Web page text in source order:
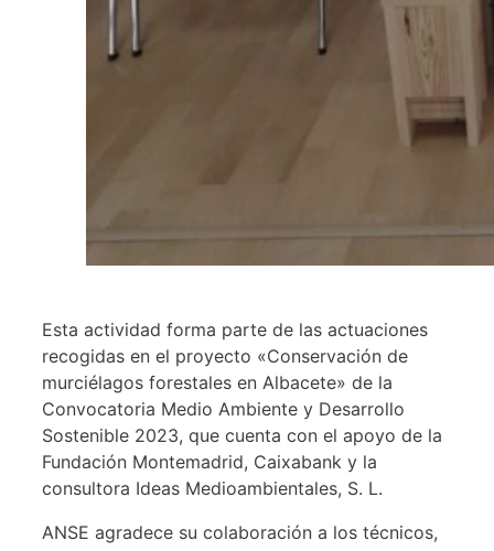
Esta actividad forma parte de las actuaciones
recogidas en el proyecto «Conservación de
murciélagos forestales en Albacete» de la
Convocatoria Medio Ambiente y Desarrollo
Sostenible 2023, que cuenta con el apoyo de la
Fundación Montemadrid, Caixabank y la
consultora Ideas Medioambientales, S. L.
ANSE agradece su colaboración a los técnicos,